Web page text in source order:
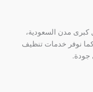
مدن السعودية،
نوفر خدمات تنظيف
جودة.